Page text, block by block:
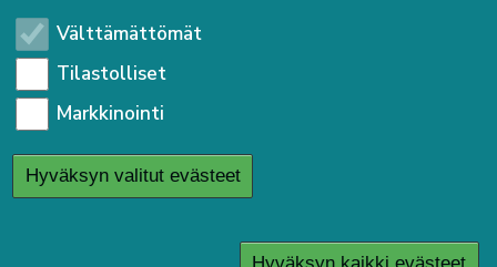
Etusivulle
Kirjaudu sisään
Saavutettavuusseloste
Sivukartta
Tietosuojaseloste
Kirjaudu sisään
Välttämättömät
Tilastolliset
Markkinointi
Hyväksyn valitut evästeet